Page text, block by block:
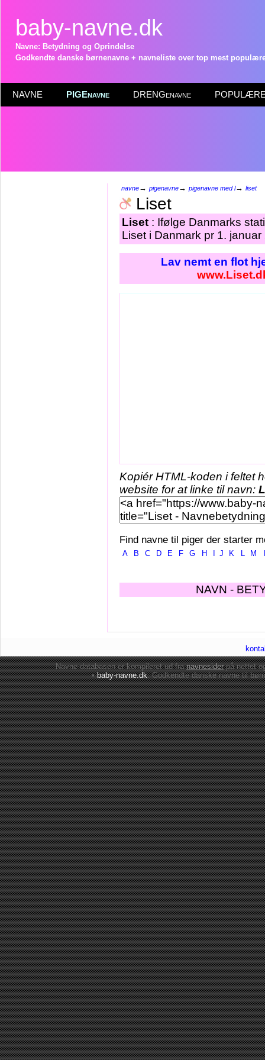
baby-navne.dk
Navne: Betydning og Oprindelse
Godkendte danske børnenavne + navneliste over top mest
NAVNE PIGEnavne DRENGenavne POPULÆRE
navne→ pigenavne→ pigenavne med l→ liset
Liset
Liset : Ifølge Danmarks
Liset i Danmark pr 1. januar
Lav nemt en flot
Kopiér HTML-koden i feltet
website for at linke til navn:
Find navne til piger der starter
A B C D E F G H J K L M
NAVN -
Navne-databasen er kompileret ud franavnesiderpå nettet
•baby-navne.dk: Godkendte danskenavne til børn